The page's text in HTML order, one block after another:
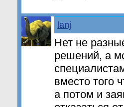
lanj
Нет не
решений, а
вместо того
а потом и